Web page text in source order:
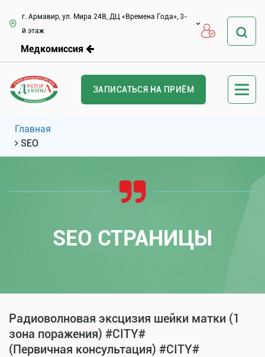
г. Армавир, ул. Мира 24В, ДЦ «Времена Года», 3-
й этаж
Медкомиссия
ЗАПИСАТЬСЯ НА ПРИЁМ
Главная
SEO
SEO СТРАНИЦЫ
Радиоволновая эксцизия шейки матки (1
зона поражения) #CITY#
(Первичная консультация) #CITY#